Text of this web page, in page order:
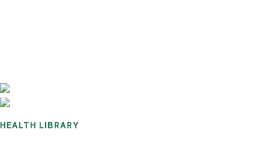
HEALTH LIBRARY